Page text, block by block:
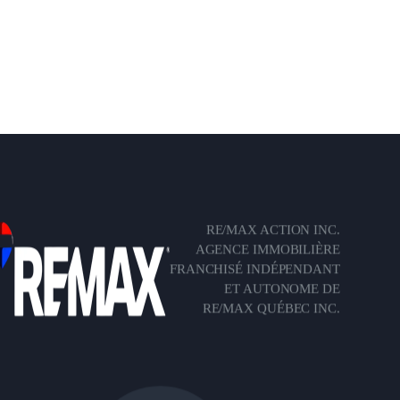
RE/MAX ACTION INC.
AGENCE IMMOBILIÈRE
FRANCHISÉ INDÉPENDANT
ET AUTONOME DE
RE/MAX QUÉBEC INC.